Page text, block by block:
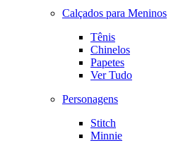
Calçados para Meninos
Tênis
Chinelos
Papetes
Ver Tudo
Personagens
Stitch
Minnie